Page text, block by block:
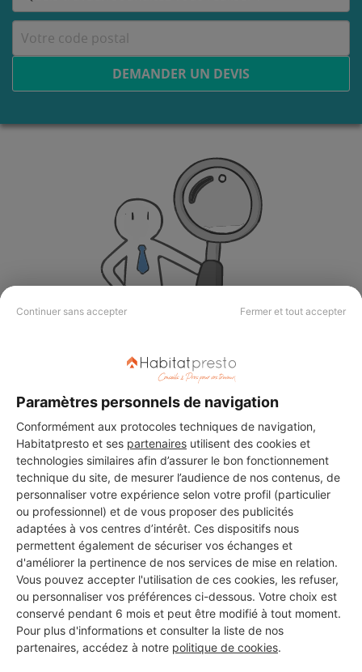
Continuer sans accepter Fermer et tout accepter
Paramètres personnels de navigation
Conformément aux protocoles techniques de navigation,
Habitatpresto et ses partenaires utilisent des cookies et
technologies similaires afin d’assurer le bon fonctionnement
technique du site, de mesurer l’audience de nos contenus, de
personnaliser votre expérience selon votre profil (particulier
ou professionnel) et de vous proposer des publicités
adaptées à vos centres d’intérêt. Ces dispositifs nous
permettent également de sécuriser vos échanges et
d'améliorer la pertinence de nos services de mise en relation.
Vous pouvez accepter l'utilisation de ces cookies, les refuser,
ou personnaliser vos préférences ci-dessous. Votre choix est
conservé pendant 6 mois et peut être modifié à tout moment.
Pour plus d'informations et consulter la liste de nos
partenaires, accédez à notre politique de cookies.
DEMANDER UN DEVIS
Aucun autre professionnel disponible dans cette zone
géographique.
PROFESSIONNEL, VOUS
SOUHAITEZ NOUS
REJOINDRE ?
M'inscrire gratuitement